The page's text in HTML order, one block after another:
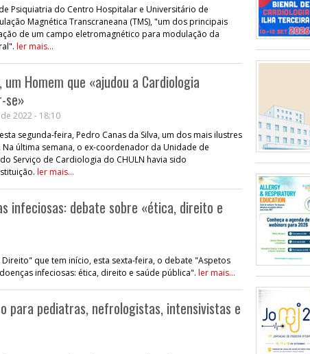
Psiquiatria do Centro Hospitalar e Universitário de
Magnética Transcraneana (TMS), "um dos principais
de um campo eletromagnético para modulação da
ler mais...
um Homem que «ajudou a Cardiologia
se»
2022 - 18:10
segunda-feira, Pedro Canas da Silva, um dos mais ilustres
última semana, o ex-coordenador da Unidade de
Serviço de Cardiologia do CHULN havia sido
ler mais...
infeciosas: debate sobre «ética, direito e
que tem início, esta sexta-feira, o debate "Aspetos
infeciosas: ética, direito e saúde pública". ler mais...
para pediatras, nefrologistas, intensivistas e